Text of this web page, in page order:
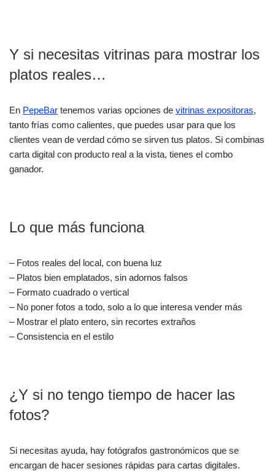
Y si necesitas vitrinas para mostrar los
platos reales…
En PepeBar tenemos varias opciones de vitrinas expositoras,
tanto frías como calientes, que puedes usar para que los
clientes vean de verdad cómo se sirven tus platos. Si combinas
carta digital con producto real a la vista, tienes el combo
ganador.
Lo que más funciona
– Fotos reales del local, con buena luz
– Platos bien emplatados, sin adornos falsos
– Formato cuadrado o vertical
– No poner fotos a todo, solo a lo que interesa vender más
– Mostrar el plato entero, sin recortes extraños
– Consistencia en el estilo
¿Y si no tengo tiempo de hacer las
fotos?
Si necesitas ayuda, hay fotógrafos gastronómicos que se
encargan de hacer sesiones rápidas para cartas digitales.